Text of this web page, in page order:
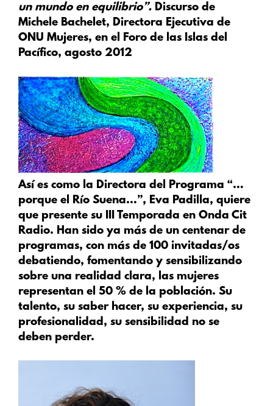
un mundo en equilibrio”. Discurso de
Michele Bachelet, Directora Ejecutiva de
ONU Mujeres, en el Foro de las Islas del
Pacífico, agosto 2012
Así es como la Directora del Programa “…
porque el Río Suena…”, Eva Padilla, quiere
que presente su III Temporada en Onda Cit
Radio. Han sido ya más de un centenar de
programas, con más de 100 invitadas/os
debatiendo, fomentando y sensibilizando
sobre una realidad clara, las mujeres
representan el 50 % de la población. Su
talento, su saber hacer, su experiencia, su
profesionalidad, su sensibilidad no se
deben perder.